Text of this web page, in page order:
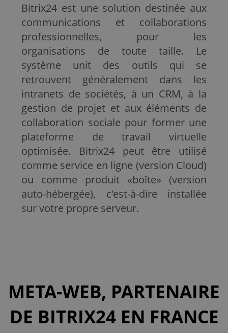
Bitrix24 est une solution destinée aux
communications et collaborations
professionnelles, pour les
organisations de toute taille. Le
système unit des outils qui se
retrouvent généralement dans les
intranets de sociétés, à un CRM, à la
gestion de projet et aux éléments de
collaboration sociale pour former une
plateforme de travail virtuelle
optimisée. Bitrix24 peut être utilisé
comme service en ligne (version Cloud)
ou comme produit «boîte» (version
auto-hébergée), c'est-à-dire installée
sur votre propre serveur.
META-WEB, PARTENAIRE
DE BITRIX24 EN FRANCE